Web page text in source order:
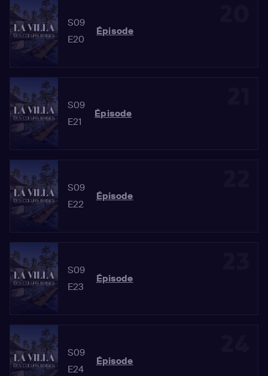
S09
E20
Épisode
S09
E21
Épisode
S09
E22
Épisode
S09
E23
Épisode
S09
E24
Épisode